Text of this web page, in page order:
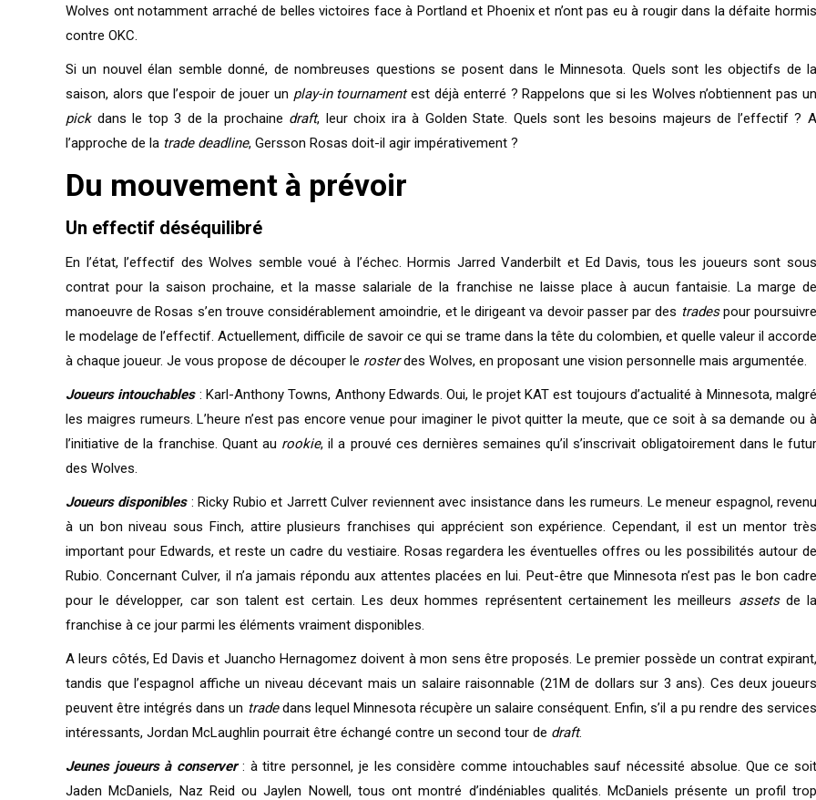
Wolves ont notamment arraché de belles victoires face à Portland et Phoenix et n’ont pas eu à rougir dans la défaite hormis
contre OKC.
Si un nouvel élan semble donné, de nombreuses questions se posent dans le Minnesota. Quels sont les objectifs de la
saison, alors que l’espoir de jouer un play-in tournamentest déjà enterré ? Rappelons que si les Wolves n’obtiennent pas un
pickdans le top 3 de la prochaine draft, leur choix ira à Golden State. Quels sont les besoins majeurs de l’effectif ? A
l’approche de la trade deadline, Gersson Rosas doit-il agir impérativement ?
Du mouvement à prévoir
Un effectif déséquilibré
En l’état, l’effectif des Wolves semble voué à l’échec. Hormis Jarred Vanderbilt et Ed Davis, tous les joueurs sont sous
contrat pour la saison prochaine, et la masse salariale de la franchise ne laisse place à aucun fantaisie. La marge de
manoeuvre de Rosas s’en trouve considérablement amoindrie, et le dirigeant va devoir passer par des tradespour poursuivre
le modelage de l’effectif. Actuellement, difficile de savoir ce qui se trame dans la tête du colombien, et quelle valeur il accorde
à chaque joueur. Je vous propose de découper le rosterdes Wolves, en proposant une vision personnelle mais argumentée.
Joueurs intouchables : Karl-Anthony Towns, Anthony Edwards. Oui, le projet KAT est toujours d’actualité à Minnesota, malgré
les maigres rumeurs. L’heure n’est pas encore venue pour imaginer le pivot quitter la meute, que ce soit à sa demande ou à
l’initiative de la franchise. Quant au rookie, il a prouvé ces dernières semaines qu’il s’inscrivait obligatoirement dans le futur
des Wolves.
Joueurs disponibles: Ricky Rubio et Jarrett Culver reviennent avec insistance dans les rumeurs. Le meneur espagnol, revenu
à un bon niveau sous Finch, attire plusieurs franchises qui apprécient son expérience. Cependant, il est un mentor très
important pour Edwards, et reste un cadre du vestiaire. Rosas regardera les éventuelles offres ou les possibilités autour de
Rubio. Concernant Culver, il n’a jamais répondu aux attentes placées en lui. Peut-être que Minnesota n’est pas le bon cadre
pour le développer, car son talent est certain. Les deux hommes représentent certainement les meilleurs assetsde la
franchise à ce jour parmi les éléments vraiment disponibles.
A leurs côtés, Ed Davis et Juancho Hernagomez doivent à mon sens être proposés. Le premier possède un contrat expirant,
tandis que l’espagnol affiche un niveau décevant mais un salaire raisonnable (21M de dollars sur 3 ans). Ces deux joueurs
peuvent être intégrés dans un tradedans lequel Minnesota récupère un salaire conséquent. Enfin, s’il a pu rendre des services
intéressants, Jordan McLaughlin pourrait être échangé contre un second tour de draft.
Jeunes joueurs à conserver: à titre personnel, je les considère comme intouchables sauf nécessité absolue. Que ce soit
Jaden McDaniels, Naz Reid ou Jaylen Nowell, tous ont montré d’indéniables qualités. McDaniels présente un profil trop